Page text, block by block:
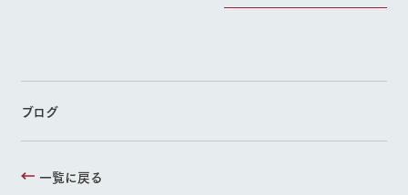
ブログ
一覧に戻る